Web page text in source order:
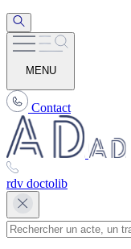
MENU
Contact
rdv doctolib